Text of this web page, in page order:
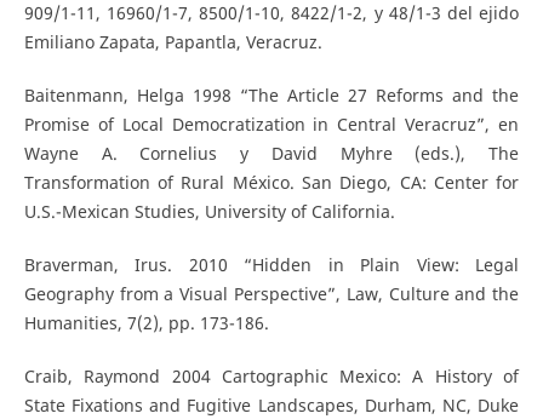
909/1-11, 16960/1-7, 8500/1-10, 8422/1-2, y 48/1-3 del ejido
Emiliano Zapata, Papantla, Veracruz.
Baitenmann, Helga 1998 “The Article 27 Reforms and the
Promise of Local Democratization in Central Veracruz”, en
Wayne A. Cornelius y David Myhre (eds.), The
Transformation of Rural México. San Diego, CA: Center for
U.S.-Mexican Studies, University of California.
Braverman, Irus. 2010 “Hidden in Plain View: Legal
Geography from a Visual Perspective”, Law, Culture and the
Humanities, 7(2), pp. 173-186.
Craib, Raymond 2004 Cartographic Mexico: A History of
State Fixations and Fugitive Landscapes, Durham, NC, Duke